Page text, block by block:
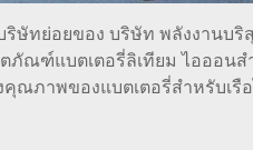
ทย่อยของ บริษัท พลังงานบริ
ภัณฑ์แบตเตอรี่ลิเทียม ไอออ
ภาพของแบตเตอรี่สำหรับเรื